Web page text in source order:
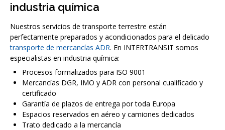
industria química
Nuestros servicios de transporte terrestre están
perfectamente preparados y acondicionados para el delicado
transporte de mercancías ADR. En INTERTRANSIT somos
especialistas en industria química:
Procesos formalizados para ISO 9001
Mercancías DGR, IMO y ADR con personal cualificado y
certificado
Garantía de plazos de entrega por toda Europa
Espacios reservados en aéreo y camiones dedicados
Trato dedicado a la mercancía